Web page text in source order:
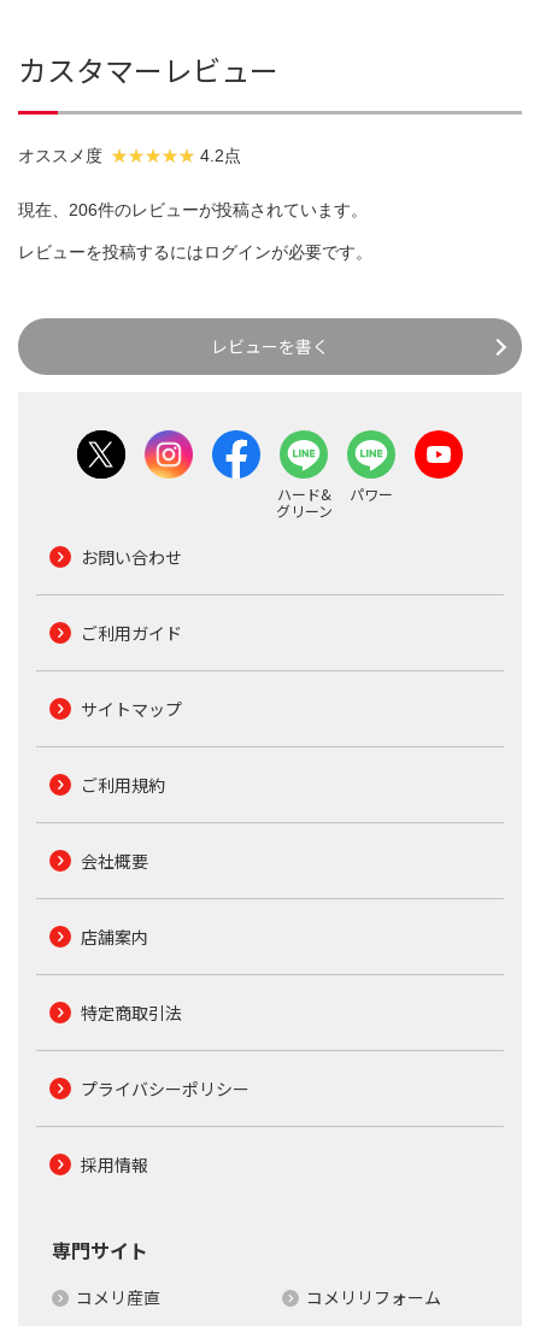
カスタマーレビュー
オススメ度 4.2点
現在、206件のレビューが投稿されています。
レビューを投稿するにはログインが必要です。
レビューを書く
ハード&
グリーン
パワー
お問い合わせ
ご利用ガイド
サイトマップ
ご利用規約
会社概要
店舗案内
特定商取引法
プライバシーポリシー
採用情報
専門サイト
コメリ産直 コメリリフォーム